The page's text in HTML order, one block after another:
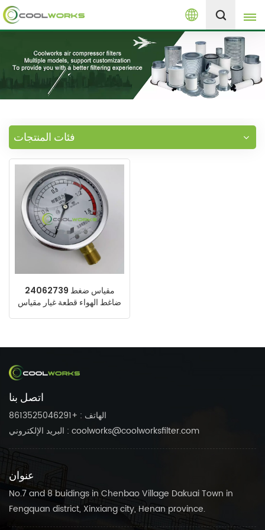
العربية
English
español
العربية
русский
+8613525046291
فئات المنتجات
24062739 مقياس ضغط
ضاغط الهواء قطعة غيار مقياس
اتصل بنا
الهاتف : +8613525046291
البريد الإلكتروني : coolworks@coolworksfilter.com
عنوان
No.7 and 8 buidings in Chenbao Village Dakuai Town in
Fengquan district, Xinxiang city, Henan province.